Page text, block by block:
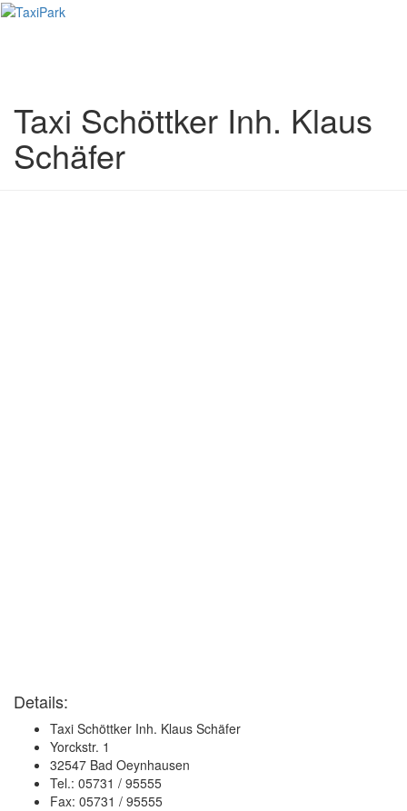
Taxi Schöttker Inh. Klaus
Schäfer
Details:
Taxi Schöttker Inh. Klaus Schäfer
Yorckstr. 1
32547 Bad Oeynhausen
Tel.: 05731 / 95555
Fax: 05731 / 95555